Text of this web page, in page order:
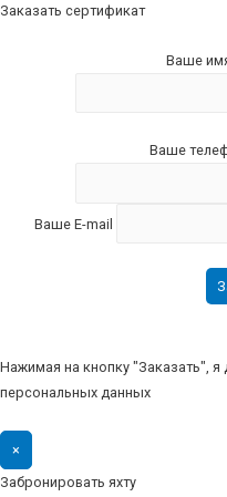
Заказать сертификат
Ваше
Ваше
Ваше E-mail
Нажимая на кнопку "Заказать", я
персональных данных
×
Забронировать яхту